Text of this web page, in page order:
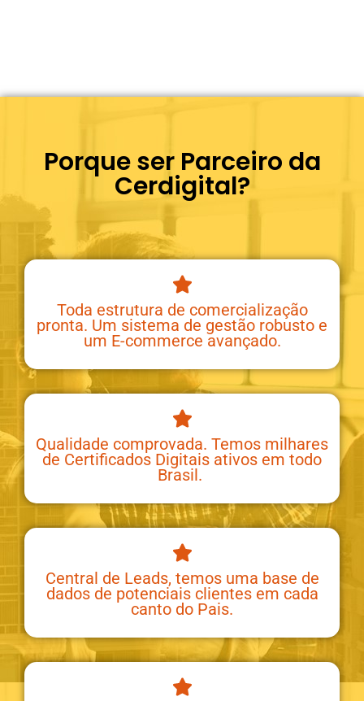
Porque ser Parceiro da
Cerdigital?
Toda estrutura de comercialização
pronta. Um sistema de gestão robusto e
um E-commerce avançado.
Qualidade comprovada. Temos milhares
de Certificados Digitais ativos em todo
Brasil.
Central de Leads, temos uma base de
dados de potenciais clientes em cada
canto do Pais.